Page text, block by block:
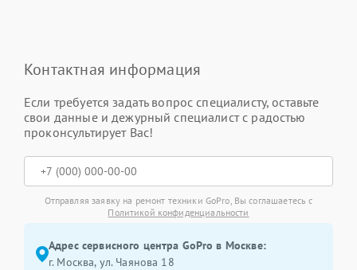
Контактная информация
Если требуется задать вопрос специалисту, оставьте
свои данные и дежурный специалист с радостью
проконсультирует Вас!
Отправляя заявку на ремонт техники GoPro, Вы соглашаетесь с
Политикой конфиденциальности
Адрес сервисного центра GoPro в Москве:
г. Москва, ул. Чаянова 18